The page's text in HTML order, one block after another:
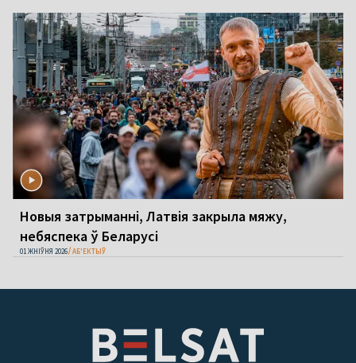
Новыя затрыманні, Латвія закрыла мяжу,
небяспека ў Беларусі
01 ЖНІЎНЯ 2026 АБ'ЕКТЫЎ